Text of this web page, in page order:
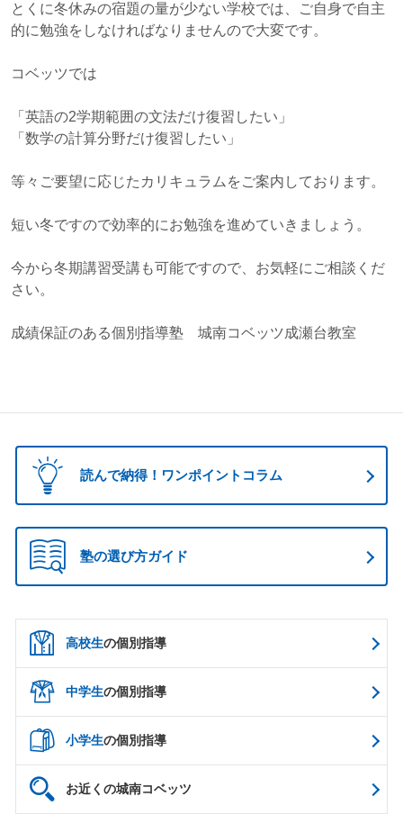
とくに冬休みの宿題の量が少ない学校では、ご自身で自主
的に勉強をしなければなりませんので大変です。
コベッツでは
「英語の2学期範囲の文法だけ復習したい」
「数学の計算分野だけ復習したい」
等々ご要望に応じたカリキュラムをご案内しております。
短い冬ですので効率的にお勉強を進めていきましょう。
今から冬期講習受講も可能ですので、お気軽にご相談くだ
さい。
成績保証のある個別指導塾 城南コベッツ成瀬台教室
読んで納得！ワンポイントコラム
塾の選び方ガイド
高校生の個別指導
中学生の個別指導
小学生の個別指導
お近くの城南コベッツ